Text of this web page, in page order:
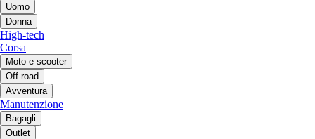
Uomo
Donna
High-tech
Corsa
Moto e scooter
Off-road
Avventura
Manutenzione
Bagagli
Outlet